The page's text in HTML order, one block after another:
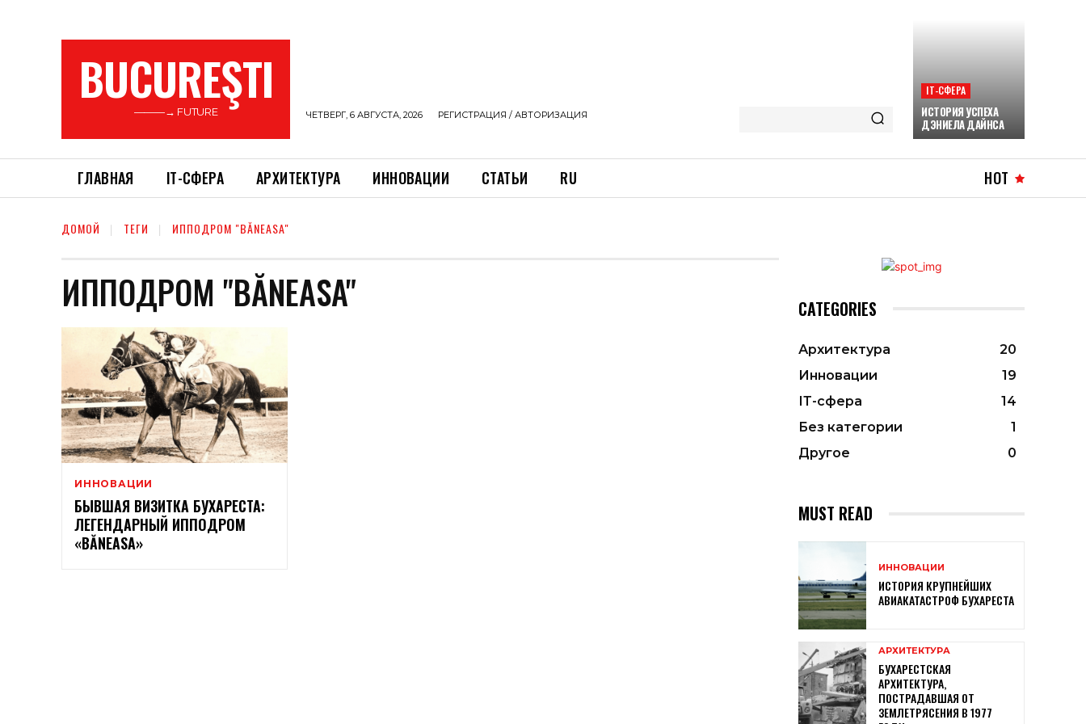
BUCUREŞTI
———→ FUTURE ЧЕТВЕРГ, 6 АВГУСТА, 2026 РЕГИСТРАЦИЯ / АВТОРИЗАЦИЯ
ІТ-СФЕРА
ИСТОРИЯ УСПЕХА
ДЭНИЕЛА ДАЙНСА
ГЛАВНАЯ ІТ-СФЕРА АРХИТЕКТУРА ИННОВАЦИИ СТАТЬИ RU HOT
ДОМОЙ ТЕГИ ИППОДРОМ "BĂNEASA"
ИППОДРОМ "BĂNEASA"
ИННОВАЦИИ
БЫВШАЯ ВИЗИТКА БУХАРЕСТА:
ЛЕГЕНДАРНЫЙ ИППОДРОМ
«BĂNEASA»
CATEGORIES
Архитектура
20
Инновации
19
ІТ-сфера
14
Без категории
1
Другое
0
MUST READ
ИННОВАЦИИ
ИСТОРИЯ КРУПНЕЙШИХ
АВИАКАТАСТРОФ БУХАРЕСТА
АРХИТЕКТУРА
БУХАРЕСТСКАЯ
АРХИТЕКТУРА,
ПОСТРАДАВШАЯ ОТ
ЗЕМЛЕТРЯСЕНИЯ В 1977